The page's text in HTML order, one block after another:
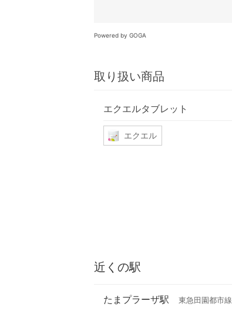
Powered by GOGA
取り扱い商品
エクエルタブレット
エクエル
近くの駅
たまプラーザ駅 東急田園都市線